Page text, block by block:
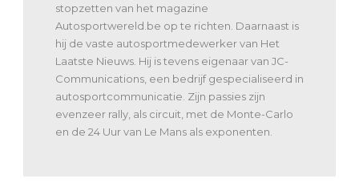
stopzetten van het magazine
Autosportwereld.be op te richten. Daarnaast is
hij de vaste autosportmedewerker van Het
Laatste Nieuws. Hij is tevens eigenaar van JC-
Communications, een bedrijf gespecialiseerd in
autosportcommunicatie. Zijn passies zijn
evenzeer rally, als circuit, met de Monte-Carlo
en de 24 Uur van Le Mans als exponenten.